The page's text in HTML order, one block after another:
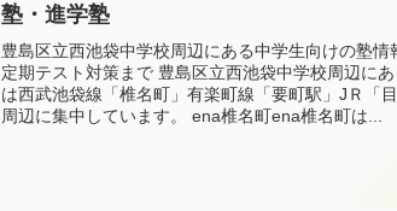
塾・進学塾
豊島区立西池袋中学校周辺にある中学生向けの塾情
定期テスト対策まで 豊島区立西池袋中学校周辺に
は西武池袋線「椎名町」有楽町線「要町駅」JＲ「
周辺に集中しています。 ena椎名町ena椎名町は...